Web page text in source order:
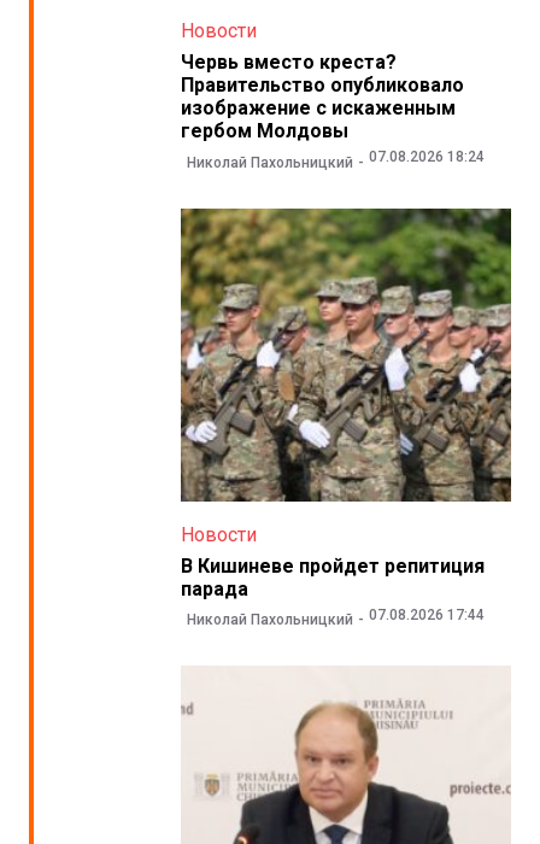
Новости
Червь вместо креста?
Правительство опубликовало
изображение с искаженным
гербом Молдовы
Николай Пахольницкий 07.08.2026 18:24
Новости
В Кишиневе пройдет репитиция
парада
Николай Пахольницкий 07.08.2026 17:44